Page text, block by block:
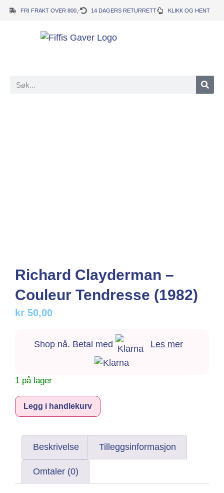
FRI FRAKT OVER 800,- 14 DAGERS RETURRETT KLIKK OG HENT
Richard Clayderman –
Couleur Tendresse (1982)
kr 50,00
Shop nå. Betal med Les mer
1 på lager
Legg i handlekurv
Beskrivelse Tilleggsinformasjon
Omtaler (0)